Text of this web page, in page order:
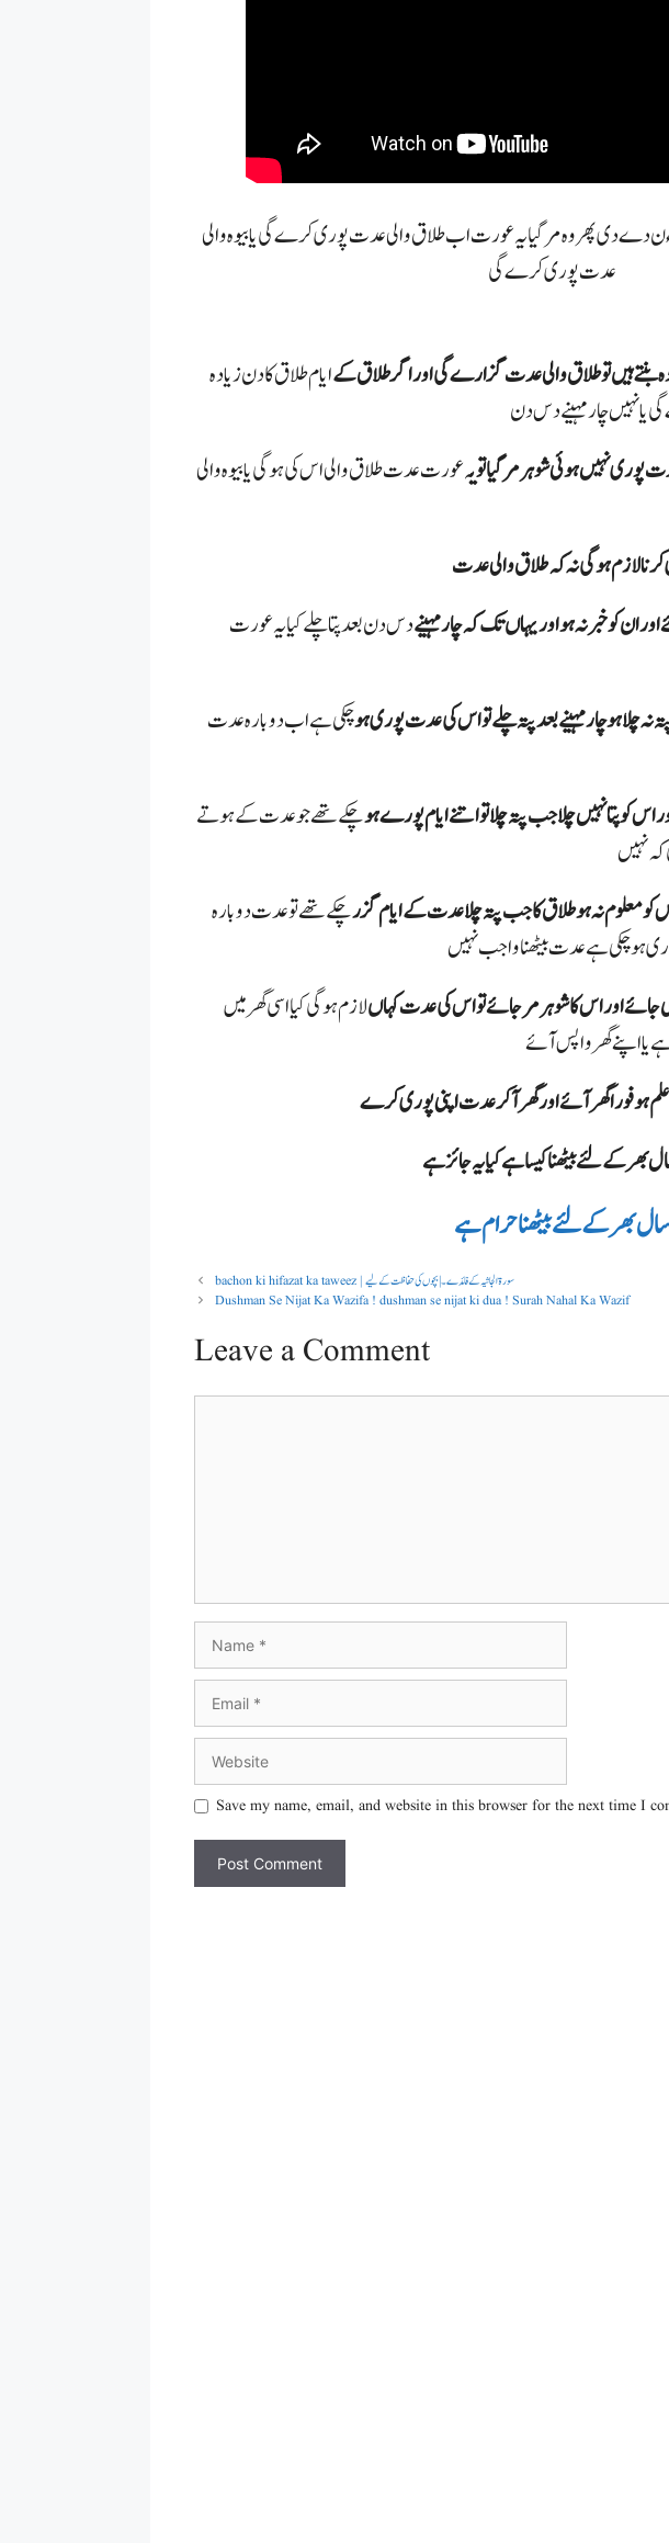
طلاق باءن دے دی پھر وہ مر گیا یہ عورت اب طلاق والی عدت پوری کرے گی یا بیوہ والی
عدت پوری کرے گی
بنتے ہیں تو طلاق والی عدت گزارے گی اور اگر طلاق کےایام طلاق کا دن زیادہ
یا نہیں چار مہینے دس دن
نہیں ہوئی شوہر مر گیا تو یہ عورت عدت طلاق والی اس کی ہوگی یابیوہ والی
لازم ہوگی نہ کہ طلاق والی عدت
دس دن بعد پتا چلے کیا یہ عورت
چلا ہو چار مہینے بعد پتہ چلے تو اس کی عدت پوری ہوچکی ہے اب دوبارہ عدت
چکے تھے جو عدت کے ہوتے
نہیں
معلوم نہ ہو طلاق کا جب پتہ چلا عدت کے ایام گزرچکے تھے تو عدت دوبارہ
ہو چکی ہےعدت بیٹھنا واجب نہیں
لازم ہوگی کیا اسی گھر میں
اپنے گھر واپس آئے
ہو فورا گھر آئے اور گھر آکر عدت اپنی پوری کرے
بھر کے لئے بیٹھنا حرام ہے
bachon ki hifazat ka taweez | سورۃ الجاثیہ کے فائدے ۔ |بچوں کی حفاظت کے لیے
Dushman Se Nijat Ka Wazifa ! dushman se nijat ki dua ! Surah Nahal Ka Wazif
Leave a Comment
Save my name, email, and website in this browser for the next time I